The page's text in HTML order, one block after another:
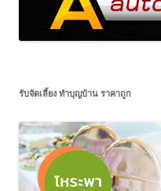
รับจัดเลี้ยง ทำบุญบ้าน ราคาถูก